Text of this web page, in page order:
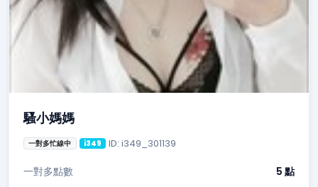
騷小媽媽
一對多忙線中 i349 ID: i349_301139
一對多點數 5 點